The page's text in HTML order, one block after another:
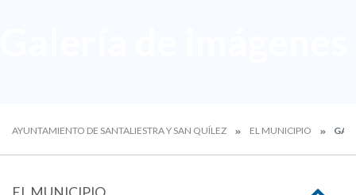
AYUNTAMIENTO DE SANTALIESTRA Y SAN QUÍLEZ EL MUNICIPIO